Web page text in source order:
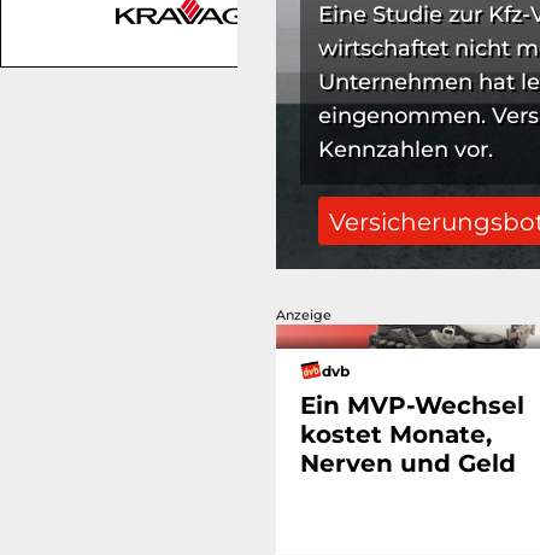
Eine Studie zur
wirtschaftet nicht
Unternehmen hat
eingenommen.
Kennzahlen vor.
Anzeige
dvb
Ein MVP-Wechsel
kostet Monate,
Nerven und Geld